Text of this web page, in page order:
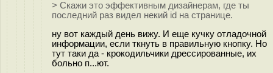
> Скажи это эффективным дизайнерам, где ты
последний раз видел некий id на странице.
ну вот каждый день вижу. И еще кучку отладочной
информации, если ткнуть в правильную кнопку. Но
тут таки да - крокодильчики дрессированные, их
больно п...ют.